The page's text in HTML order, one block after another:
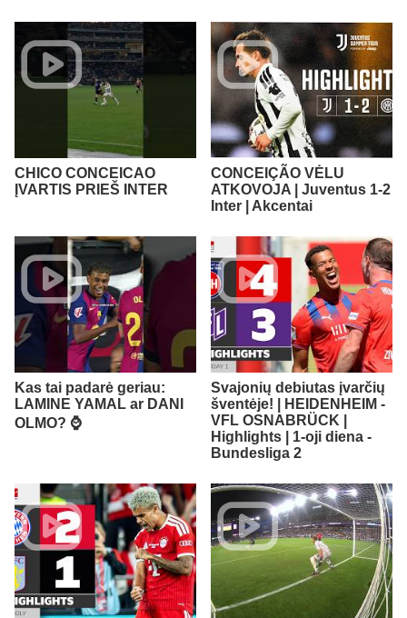
CHICO CONCEICAO
ĮVARTIS PRIEŠ INTER
CONCEIÇÃO VĖLU
ATKOVOJA | Juventus 1-2
Inter | Akcentai
Kas tai padarė geriau:
LAMINE YAMAL ar DANI
OLMO? ⌚️
Svajonių debiutas įvarčių
šventėje! | HEIDENHEIM -
VFL OSNABRÜCK |
Highlights | 1-oji diena -
Bundesliga 2